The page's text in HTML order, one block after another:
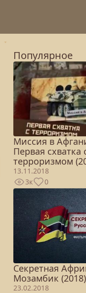
Популярное
Миссия в
Первая схватка
терроризмом
13.11.2018
3к
0
Секретная
Мозамбик (2018)
23.02.2018